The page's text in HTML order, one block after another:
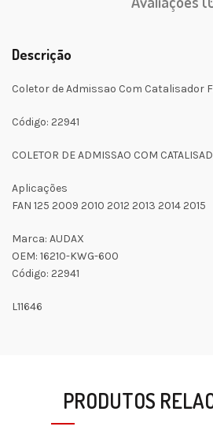
Descrição
Coletor de Admissao Com Catalisador
Código: 22941
COLETOR DE ADMISSAO COM
Aplicações
FAN 125 2009 2010 2012 2013 2014 2015
Marca: AUDAX
OEM: 16210-KWG-600
Código: 22941
L11646
PRODUTOS